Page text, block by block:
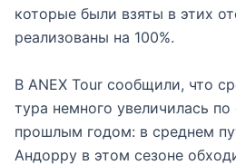
которые были взяты в этих
реализованы на 100%.
В ANEX Tour сообщили, что
тура немного увеличилась
прошлым годом: в среднем
Андорру в этом сезоне